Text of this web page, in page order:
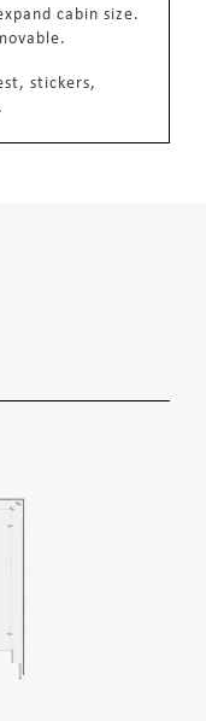
cabin size.
stickers,